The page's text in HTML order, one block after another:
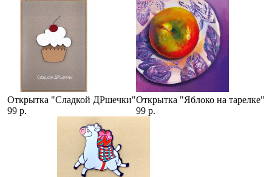
Открытка "Сладкой ДРшечки"
99 р.
Открытка "Яблоко на тарелке"
99 р.